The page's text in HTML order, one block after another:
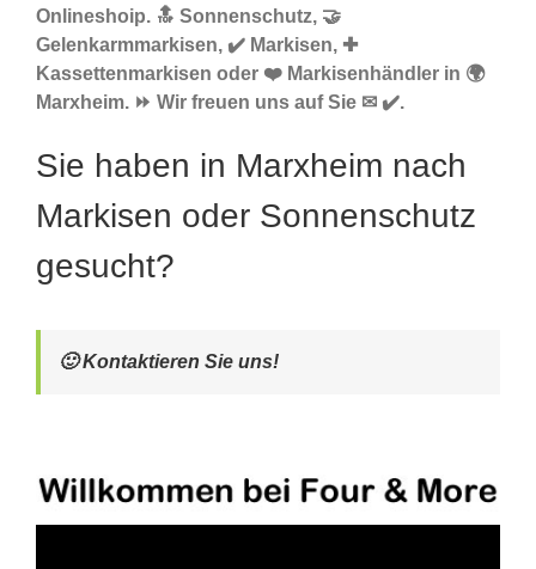
Onlineshoip. 🔝 Sonnenschutz, 🤝
Gelenkarmmarkisen, ✔️ Markisen, ✚
Kassettenmarkisen oder ❤️ Markisenhändler in 🌍
Marxheim. ⏩ Wir freuen uns auf Sie ✉ ✔️.
Sie haben in Marxheim nach
Markisen oder Sonnenschutz
gesucht?
🙂 Kontaktieren Sie uns!